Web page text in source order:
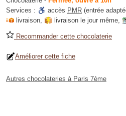
Services :
accès PMR (entrée
livraison, livraison le jour même,
Recommander cette chocolaterie
Améliorer cette fiche
Autres chocolateries à Paris 7ème